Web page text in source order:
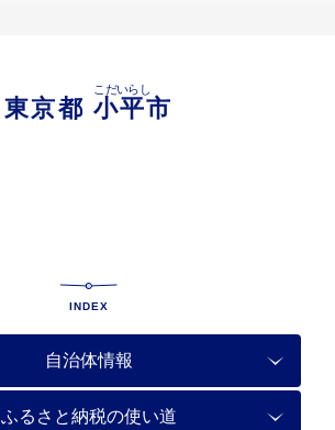
東京都小平市
こだいらし
INDEX
自治体情報
ふるさと納税の使い道